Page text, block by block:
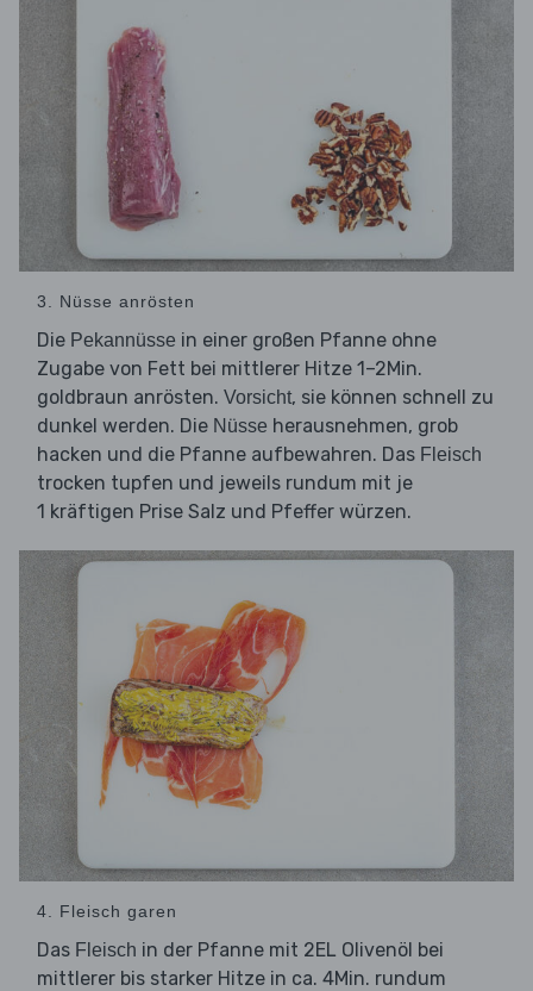
3. Nüsse anrösten
Die Pekannüsse in einer großen Pfanne ohne
Zugabe von Fett bei mittlerer Hitze 1–2Min.
goldbraun anrösten. Vorsicht, sie können schnell zu
dunkel werden. Die Nüsse herausnehmen, grob
hacken und die Pfanne aufbewahren. Das Fleisch
trocken tupfen und jeweils rundum mit je
1 kräftigen Prise Salz und Pfeffer würzen.
4. Fleisch garen
Das Fleisch in der Pfanne mit 2EL Olivenöl bei
mittlerer bis starker Hitze in ca. 4Min. rundum